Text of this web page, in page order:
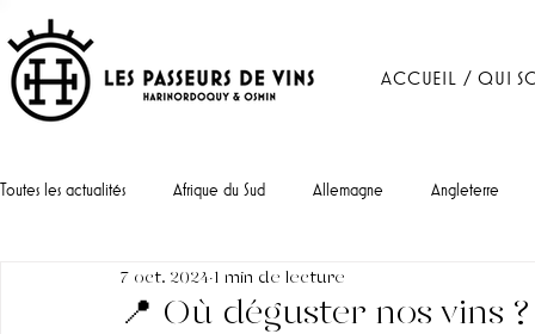
ACCUEIL / QUI
Toutes les actualités Afrique du Sud Allemagne Angleterre
📍 Où déguster nos
7 oct. 2024 1 min de lecture